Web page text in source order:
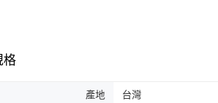
格
產地 台灣